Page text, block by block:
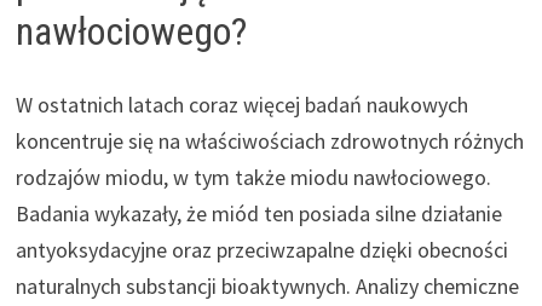
nawłociowego?
W ostatnich latach coraz więcej badań naukowych
koncentruje się na właściwościach zdrowotnych różnych
rodzajów miodu, w tym także miodu nawłociowego.
Badania wykazały, że miód ten posiada silne działanie
antyoksydacyjne oraz przeciwzapalne dzięki obecności
naturalnych substancji bioaktywnych. Analizy chemiczne